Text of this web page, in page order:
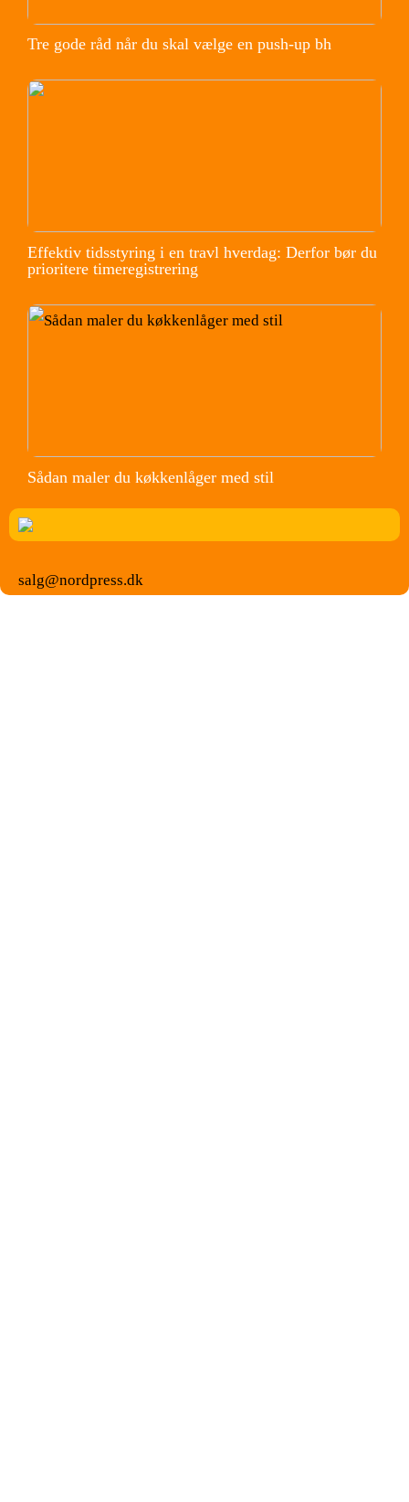
Tre gode råd når du skal vælge en push-up bh
Effektiv tidsstyring i en travl hverdag: Derfor bør du
prioritere timeregistrering
Sådan maler du køkkenlåger med stil
salg@nordpress.dk